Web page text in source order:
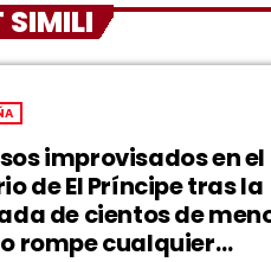
SIMILI
improvisados en el
de El Príncipe tras la
de cientos de
rompe cualquier